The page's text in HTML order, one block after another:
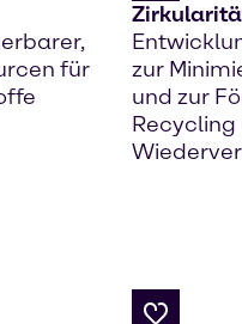
für
zur
und zur
Recycling